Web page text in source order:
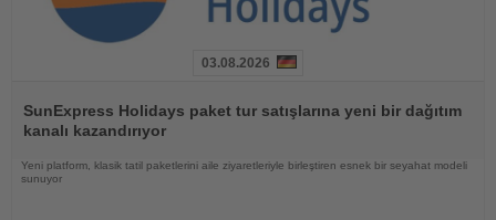
Oku
03.08.2026
SunExpress Holidays paket tur satışlarına yeni bir dağıtım
kanalı kazandırıyor
Yeni platform, klasik tatil paketlerini aile ziyaretleriyle birleştiren esnek bir seyahat modeli
sunuyor